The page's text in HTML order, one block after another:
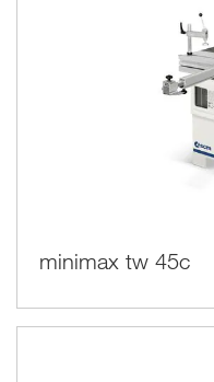
minimax tw 45c